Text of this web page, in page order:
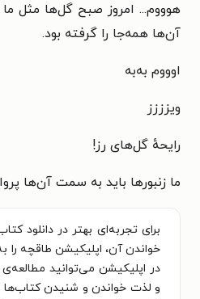
هوووم... امروز صبح گل‌ها مثل
آن‌ها همه‌جا را گرفته بود.
اوووم به‌به
ویزززز
رایحهٔ گل‌های رز!
ما زنبورها باید به سمت آن‌ها
برای تجربه‌ای بهتر در دانلود
خواندن آن، اپلیکیشن طاقچه
در اپلیکیشن می‌توانید
و لذت خواندن و شنیدن کتاب‌ها